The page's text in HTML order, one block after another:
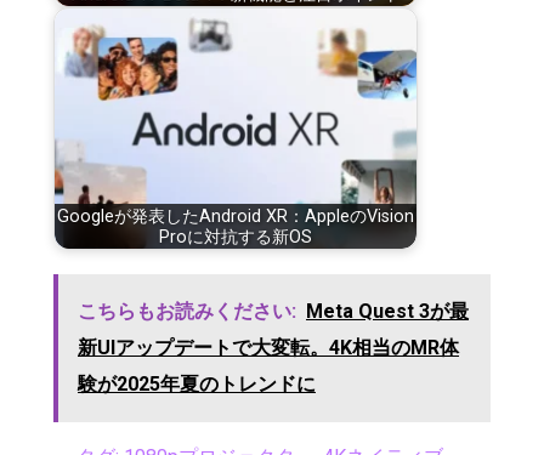
Googleが発表したAndroid XR：AppleのVision
Proに対抗する新OS
こちらもお読みください:
Meta Quest 3が最
新UIアップデートで大変転。4K相当のMR体
験が2025年夏のトレンドに